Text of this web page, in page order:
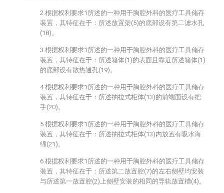
2.根据权利要求1所述的一种用于胸腔外科的医疗工具储存
装置，其特征在于：所述放置架(5)的底部设有第二滤水孔
(18)。
3.根据权利要求1所述的一种用于胸腔外科的医疗工具储存
装置，其特征在于：所述箱体(1)的表面且靠近所述箱体(1)
的底部设有散热通孔(19)。
4.根据权利要求1所述的一种用于胸腔外科的医疗工具储存
装置，其特征在于：所述抽拉式柜体(13)的前端面设有把
手(20)。
5.根据权利要求1所述的一种用于胸腔外科的医疗工具储存
装置，其特征在于：所述抽拉式柜体(13)内放置有吸水海
绵(21)。
6.根据权利要求1所述的一种用于胸腔外科的医疗工具储存
装置，其特征在于：所述第二放置腔(7)的左右侧壁均安装
与所述第一放置腔(2)上侧壁安装的相同的导轨放置槽(4)。